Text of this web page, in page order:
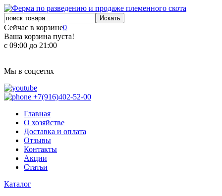
Сейчас в корзине0
Ваша корзина пуста!
с 09:00 до 21:00
Мы в соцсетях
+7(916)402-52-00
Главная
О хозяйстве
Доставка и оплата
Отзывы
Контакты
Акции
Статьи
Каталог